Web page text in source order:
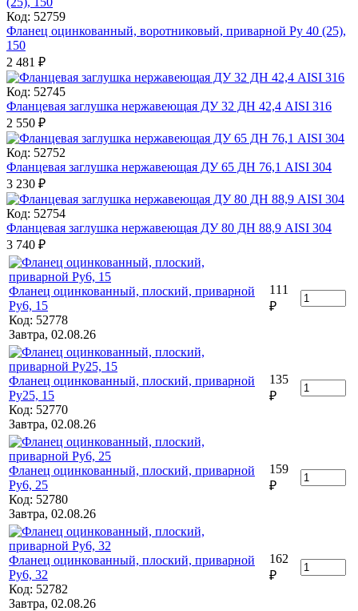
Код: 52759
Фланец оцинкованный, воротниковый, приварной Ру 40 (25),
150
2 481 ₽
Код: 52745
Фланцевая заглушка нержавеющая ДУ 32 ДН 42,4 AISI 316
2 550 ₽
Код: 52752
Фланцевая заглушка нержавеющая ДУ 65 ДН 76,1 AISI 304
3 230 ₽
Код: 52754
Фланцевая заглушка нержавеющая ДУ 80 ДН 88,9 AISI 304
3 740 ₽
Фланец оцинкованный, плоский, приварной
Ру6, 15
Код: 52778
Завтра, 02.08.26
111
₽
Фланец оцинкованный, плоский, приварной
Ру25, 15
Код: 52770
Завтра, 02.08.26
135
₽
Фланец оцинкованный, плоский, приварной
Ру6, 25
Код: 52780
Завтра, 02.08.26
159
₽
Фланец оцинкованный, плоский, приварной
Ру6, 32
Код: 52782
Завтра, 02.08.26
162
₽